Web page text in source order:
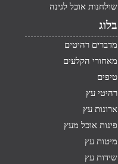
שולחנות אוכל לגינה
בלוג
מדברים רהיטים
מאחורי הקלעים
טיפים
רהיטי עץ
ארונות עץ
פינות אוכל מעץ
מיטות עץ
שידות עץ